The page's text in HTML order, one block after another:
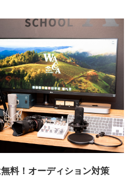
料！オーディション対策